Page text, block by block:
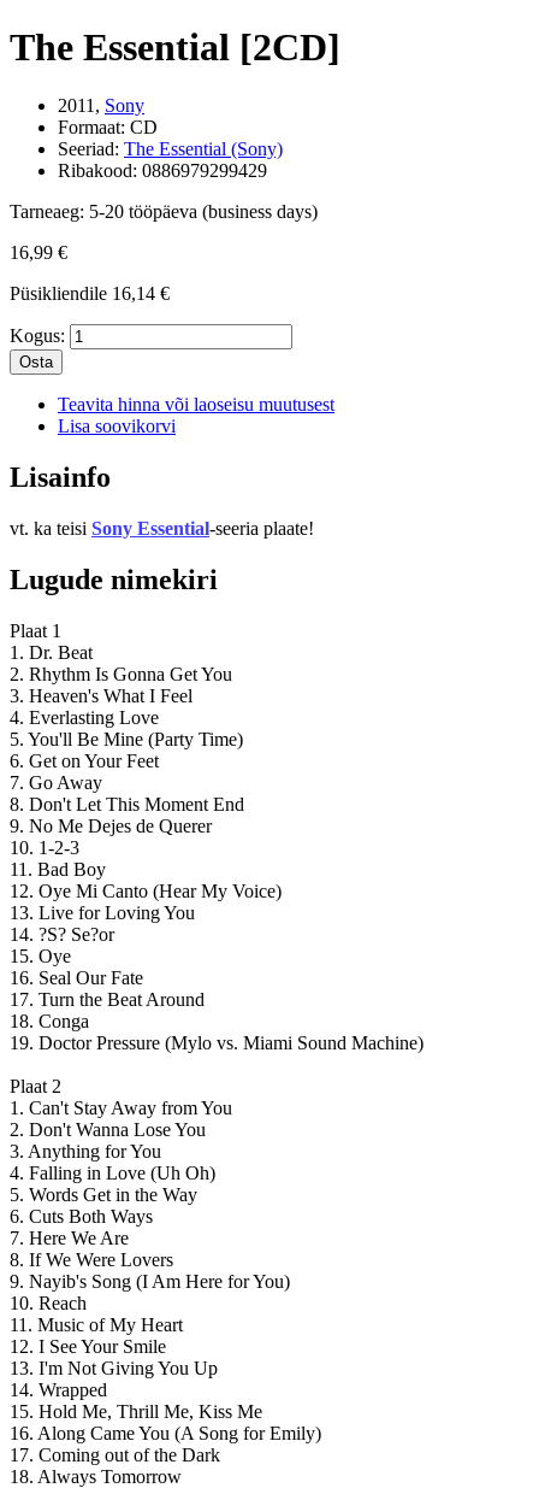
The Essential [2CD]
2011, Sony
Formaat: CD
Seeriad: The Essential (Sony)
Ribakood: 0886979299429
Tarneaeg: 5-20 tööpäeva (business days)
16,99 €
Püsikliendile 16,14 €
Kogus:
Osta
Teavita hinna või laoseisu muutusest
Lisa soovikorvi
Lisainfo
vt. ka teisi Sony Essential-seeria plaate!
Lugude nimekiri
Plaat 1
1. Dr. Beat
2. Rhythm Is Gonna Get You
3. Heaven's What I Feel
4. Everlasting Love
5. You'll Be Mine (Party Time)
6. Get on Your Feet
7. Go Away
8. Don't Let This Moment End
9. No Me Dejes de Querer
10. 1-2-3
11. Bad Boy
12. Oye Mi Canto (Hear My Voice)
13. Live for Loving You
14. ?S? Se?or
15. Oye
16. Seal Our Fate
17. Turn the Beat Around
18. Conga
19. Doctor Pressure (Mylo vs. Miami Sound Machine)
Plaat 2
1. Can't Stay Away from You
2. Don't Wanna Lose You
3. Anything for You
4. Falling in Love (Uh Oh)
5. Words Get in the Way
6. Cuts Both Ways
7. Here We Are
8. If We Were Lovers
9. Nayib's Song (I Am Here for You)
10. Reach
11. Music of My Heart
12. I See Your Smile
13. I'm Not Giving You Up
14. Wrapped
15. Hold Me, Thrill Me, Kiss Me
16. Along Came You (A Song for Emily)
17. Coming out of the Dark
18. Always Tomorrow